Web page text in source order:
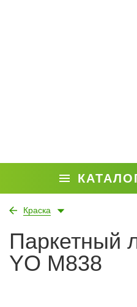
Краска
Паркетный
YO M838